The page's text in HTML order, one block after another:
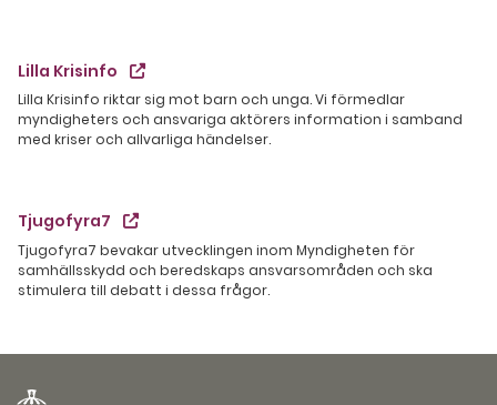
Lilla Krisinfo
Lilla Krisinfo riktar sig mot barn och unga. Vi förmedlar
myndigheters och ansvariga aktörers information i samband
med kriser och allvarliga händelser.
Tjugofyra7
Tjugofyra7 bevakar utvecklingen inom Myndigheten för
samhällsskydd och beredskaps ansvarsområden och ska
stimulera till debatt i dessa frågor.